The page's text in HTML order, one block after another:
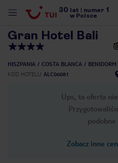
30 lat numer 1
w Polsce
Gran Hotel Bali
HISZPANIA COSTA BLANCA
BENIDORM
KOD HOTELU ALC06081
Ups, ta oferta
Zobacz inne